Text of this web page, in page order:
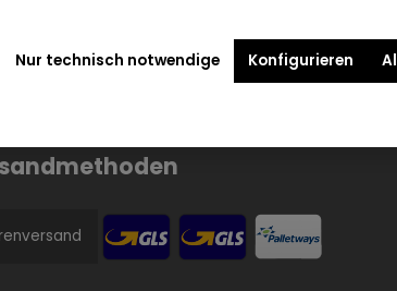
Nur technisch notwendige Konfigurieren